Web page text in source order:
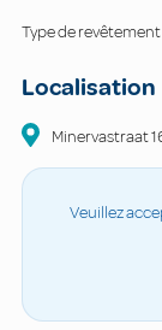
Type de revêtement
Localisation
Minervastraat
Veuillez